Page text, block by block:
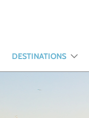
DESTINATIONS